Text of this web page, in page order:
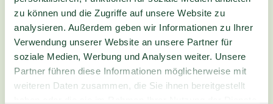
zu können und die Zugriffe auf unsere Website zu
analysieren. Außerdem geben wir Informationen zu Ihrer
Verwendung unserer Website an unsere Partner für
soziale Medien, Werbung und Analysen weiter. Unsere
Partner führen diese Informationen möglicherweise mit
weiteren Daten zusammen, die Sie ihnen bereitgestellt